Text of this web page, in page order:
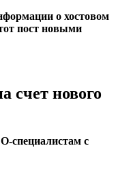
о хостовом
пост новыми
счет нового
специалистам с